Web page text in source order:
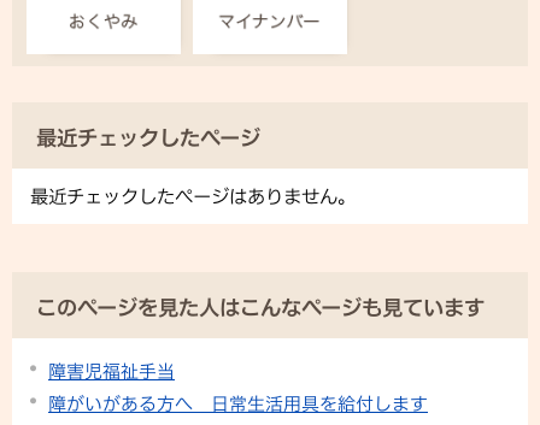
最近チェックしたページ
最近チェックしたページはありません。
このページを見た人はこんなページも見ています
障害児福祉手当
障がいがある方へ 日常生活用具を給付します